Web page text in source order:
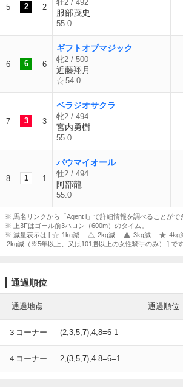
5 2 2
牡2 / 492
服部茂史
55.0
6 6 6
ギフトオブマジック
牝2 / 500
近藤翔月
54.0
7 3 3
ベラジオサクラ
牝2 / 494
宮内勇樹
55.0
8 1 1
バウマイオール
牡2 / 494
阿部龍
55.0
※ 馬名リンクから「Agent i」で詳細情報を調べることがで
※ 上3Fはゴール前3ハロン（600m）のタイム。
※ 減量表示は [
:1kg減 :2kg減 :3kg減
:4kg
:2kg減（※5年以上、又は101勝以上の女性騎手のみ） ] です
通過順位
通過地点 通過順位
３コーナー (2,3,5,7),4,8=6-1
４コーナー 2,(3,5,7),4-8=6=1